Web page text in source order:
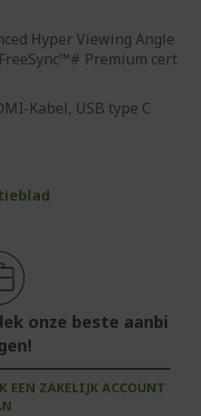
Hyper Viewing Angle
Premium cert
Kabel, USB type C
onze beste aanbi
EEN ZAKELIJK ACCOUNT